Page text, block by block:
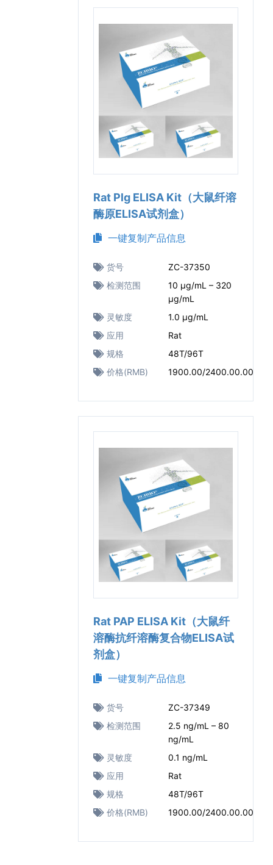
Rat Plg ELISA Kit（大鼠纤溶
酶原ELISA试剂盒）
一键复制产品信息
货号
ZC-37350
检测范围
10 μg/mL – 320
μg/mL
灵敏度
1.0 μg/mL
应用
Rat
规格
48T/96T
价格(RMB)
1900.00/2400.00.00
Rat PAP ELISA Kit（大鼠纤
溶酶抗纤溶酶复合物ELISA试
剂盒）
一键复制产品信息
货号
ZC-37349
检测范围
2.5 ng/mL – 80
ng/mL
灵敏度
0.1 ng/mL
应用
Rat
规格
48T/96T
价格(RMB)
1900.00/2400.00.00